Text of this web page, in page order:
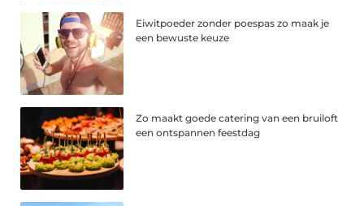
Eiwitpoeder zonder poespas zo maak je
een bewuste keuze
Zo maakt goede catering van een bruiloft
een ontspannen feestdag